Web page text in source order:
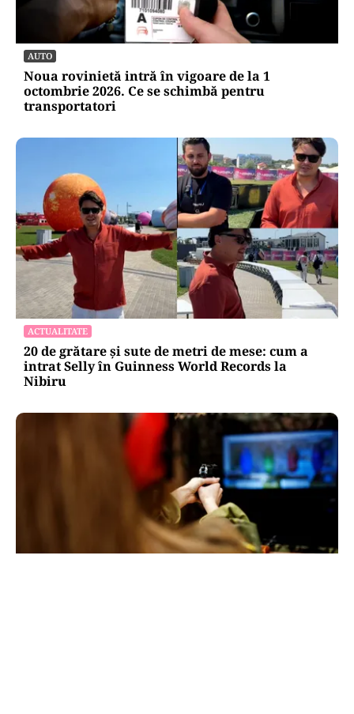
AUTO
Noua rovinietă intră în vigoare de la 1
octombrie 2026. Ce se schimbă pentru
transportatori
ACTUALITATE
20 de grătare și sute de metri de mese: cum a
intrat Selly în Guinness World Records la
Nibiru